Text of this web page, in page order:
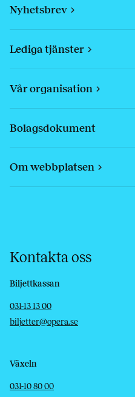
Nyhetsbrev
Lediga tjänster
Vår organisation
Bolagsdokument
Om webbplatsen
Kontakta oss
Biljettkassan
Telefon
031-13 13 00
E-post
biljetter@opera.se
Växeln
Telefon
031-10 80 00
E-post